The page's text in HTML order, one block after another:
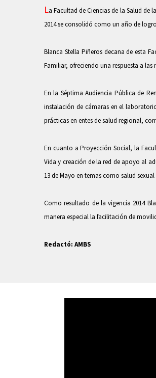
La Facultad de Ciencias de la Salud
2014 se consolidó como un año de
Blanca Stella Piñeros decana de esta
Familiar, ofreciendo una respuesta a las
En la Séptima Audiencia Pública de
instalación de cámaras en el
prácticas en entes de salud regional,
En cuanto a Proyección Social, la
Vida y creación de la red de apoyo al
13 de Mayo en temas como salud
Como resultado de la vigencia 2014
manera especial la facilitación de
Redactó: AMBS